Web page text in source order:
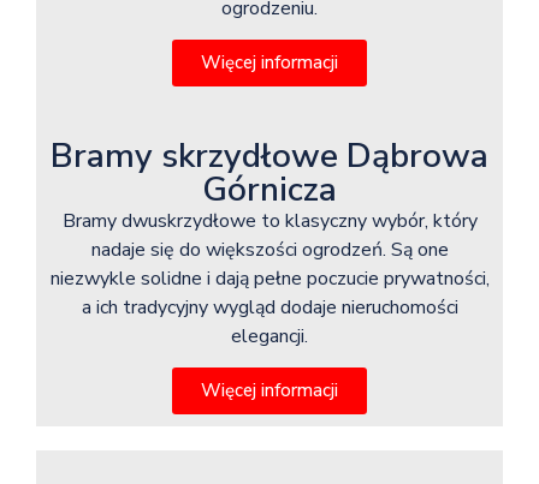
ogrodzeniu.
Więcej informacji
Bramy skrzydłowe Dąbrowa
Górnicza
Bramy dwuskrzydłowe to klasyczny wybór, który
nadaje się do większości ogrodzeń. Są one
niezwykle solidne i dają pełne poczucie prywatności,
a ich tradycyjny wygląd dodaje nieruchomości
elegancji.
Więcej informacji